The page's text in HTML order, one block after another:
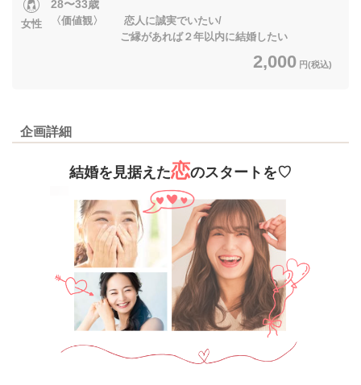
女性
28〜33歳
〈価値観〉 恋人に誠実でいたい/
ご縁があれば２年以内に結婚したい
2,000 円(税込)
企画詳細
結婚を見据えた恋のスタートを♡